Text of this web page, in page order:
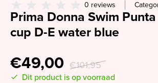
0 reviews
Prima Donna Swim
cup D-E water blue
€49,00 €101,95
Dit product is op voorraad